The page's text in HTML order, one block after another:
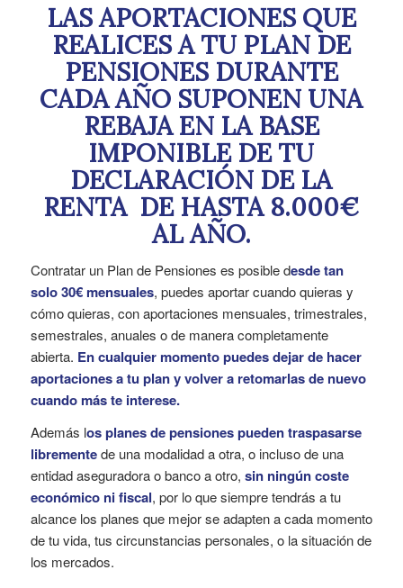
LAS APORTACIONES QUE
REALICES A TU PLAN DE
PENSIONES DURANTE
CADA AÑO SUPONEN UNA
REBAJA EN LA BASE
IMPONIBLE DE TU
DECLARACIÓN DE LA
RENTA DE HASTA 8.000€
AL AÑO.
Contratar un Plan de Pensiones es posible desde tan
solo 30€ mensuales, puedes aportar cuando quieras y
cómo quieras, con aportaciones mensuales, trimestrales,
semestrales, anuales o de manera completamente
abierta. En cualquier momento puedes dejar de hacer
aportaciones a tu plan y volver a retomarlas de nuevo
cuando más te interese.
Además los planes de pensiones pueden traspasarse
librementede una modalidad a otra, o incluso de una
entidad aseguradora o banco a otro, sin ningún coste
económico ni fiscal, por lo que siempre tendrás a tu
alcance los planes que mejor se adapten a cada momento
de tu vida, tus circunstancias personales, o la situación de
los mercados.